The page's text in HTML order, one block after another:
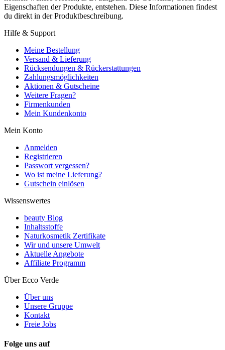
Eigenschaften der Produkte, entstehen. Diese Informationen findest
du direkt in der Produktbeschreibung.
Hilfe & Support
Meine Bestellung
Versand & Lieferung
Rücksendungen & Rückerstattungen
Zahlungsmöglichkeiten
Aktionen & Gutscheine
Weitere Fragen?
Firmenkunden
Mein Kundenkonto
Mein Konto
Anmelden
Registrieren
Passwort vergessen?
Wo ist meine Lieferung?
Gutschein einlösen
Wissenswertes
beauty Blog
Inhaltsstoffe
Naturkosmetik Zertifikate
Wir und unsere Umwelt
Aktuelle Angebote
Affiliate Programm
Über Ecco Verde
Über uns
Unsere Gruppe
Kontakt
Freie Jobs
Folge uns auf